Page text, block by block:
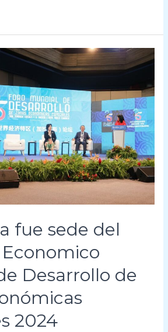
fue sede del
Economico
Desarrollo de
2024